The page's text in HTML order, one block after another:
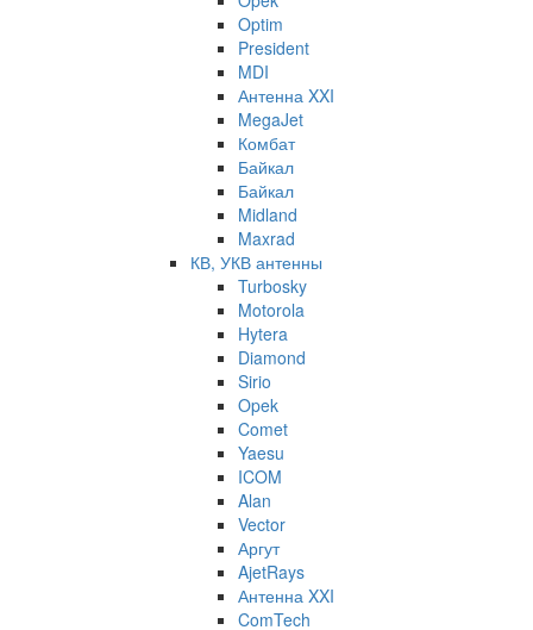
Optim
President
MDI
Антенна XXI
MegaJet
Комбат
Байкал
Байкал
Midland
Maxrad
КВ, УКВ антенны
Turbosky
Motorola
Hytera
Diamond
Sirio
Opek
Comet
Yaesu
ICOM
Alan
Vector
Аргут
AjetRays
Антенна XXI
ComTech